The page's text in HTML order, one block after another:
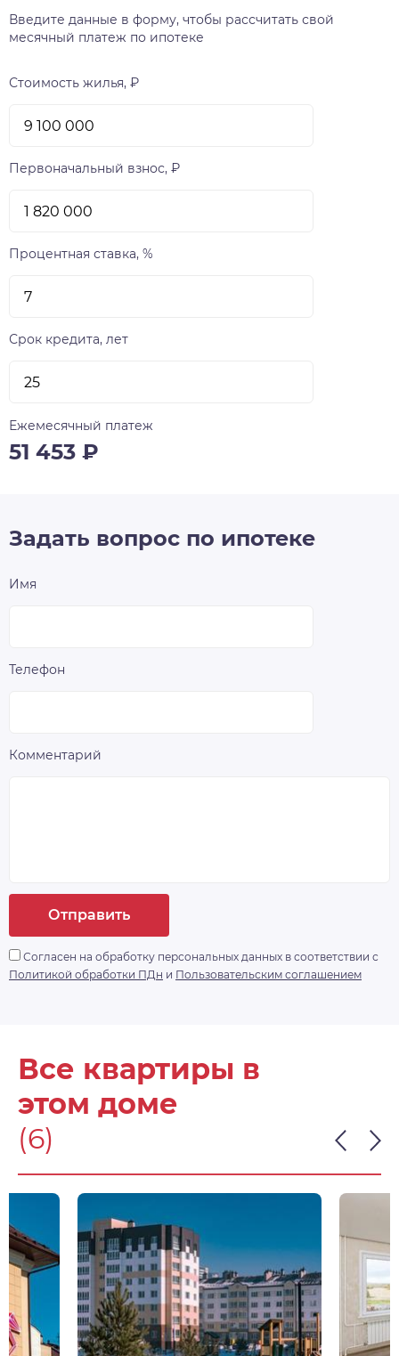
Введите данные в форму, чтобы рассчитать свой
месячный платеж по ипотеке
Стоимость жилья, ₽
Первоначальный взнос, ₽
Процентная ставка, %
Срок кредита, лет
Ежемесячный платеж
51 453 ₽
Задать вопрос по ипотеке
Имя
Телефон
Комментарий
Отправить
Согласен на обработку персональных данных в соответствии с
Политикой обработки ПДн и Пользовательским соглашением
Все квартиры в
этом доме
(6)